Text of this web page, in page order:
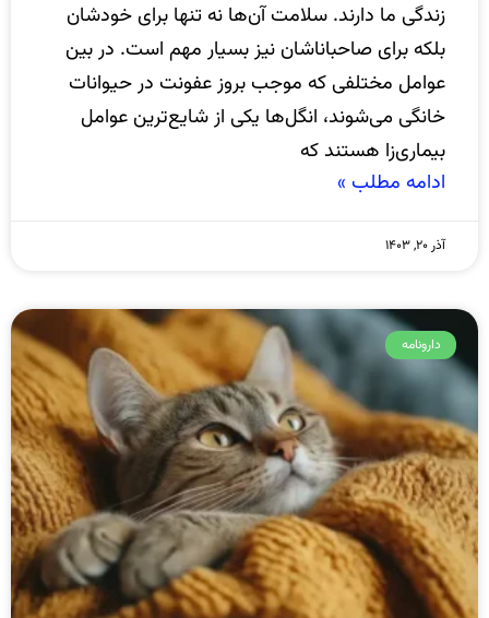
زندگی ما دارند. سلامت آن‌ها نه تنها برای خودشان
بلکه برای صاحباناشان نیز بسیار مهم است. در بین
عوامل مختلفی که موجب بروز عفونت در حیوانات
خانگی می‌شوند، انگل‌ها یکی از شایع‌ترین عوامل
بیماری‌زا هستند که
ادامه مطلب »
آذر ۲۰, ۱۴۰۳
دارونامه